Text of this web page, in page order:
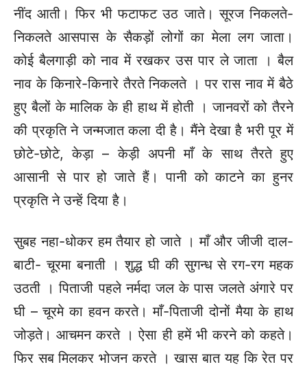
नींद आती। फिर भी फटाफट उठ जाते। सूरज निकलते-
निकलते आसपास के सैकड़ों लोगों का मेला लग जाता।
कोई बैलगाड़ी को नाव में रखकर उस पार ले जाता । बैल
नाव के किनारे-किनारे तैरते निकलते । पर रास नाव में बैठे
हुए बैलों के मालिक के ही हाथ में होती । जानवरों को तैरने
की प्रकृति ने जन्मजात कला दी है। मैंने देखा है भरी पूर में
छोटे-छोटे, केड़ा – केड़ी अपनी माँ के साथ तैरते हुए
आसानी से पार हो जाते हैं। पानी को काटने का हुनर
प्रकृति ने उन्हें दिया है।
सुबह नहा-धोकर हम तैयार हो जाते । माँ और जीजी दाल-
बाटी- चूरमा बनाती । शुद्ध घी की सुगन्ध से रग-रग महक
उठती । पिताजी पहले नर्मदा जल के पास जलते अंगारे पर
घी – चूरमे का हवन करते। माँ-पिताजी दोनों मैया के हाथ
जोड़ते। आचमन करते । ऐसा ही हमें भी करने को कहते।
फिर सब मिलकर भोजन करते । खास बात यह कि रेत पर